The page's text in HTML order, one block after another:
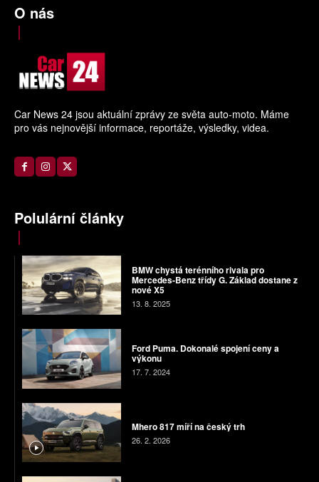
O nás
Car News 24 jsou aktuální zprávy ze světa auto-moto. Máme
pro vás nejnovější informace, reportáže, výsledky, videa.
Polulární články
BMW chystá terénního rivala pro
Mercedes-Benz třídy G. Základ dostane z
nové X5
13. 8. 2025
Ford Puma. Dokonalé spojení ceny a
výkonu
17. 7. 2024
Mhero 817 míří na český trh
26. 2. 2026